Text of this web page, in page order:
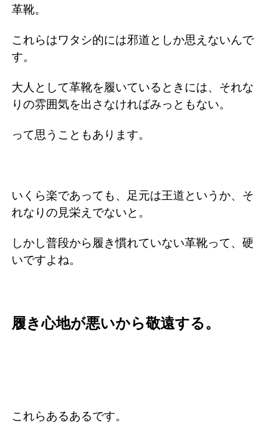
革靴。
これらはワタシ的には邪道としか思えないんで
す。
大人として革靴を履いているときには、それな
りの雰囲気を出さなければみっともない。
って思うこともあります。
いくら楽であっても、足元は王道というか、そ
れなりの見栄えでないと。
しかし普段から履き慣れていない革靴って、硬
いですよね。
履き心地が悪いから敬遠する。
これらあるあるです。